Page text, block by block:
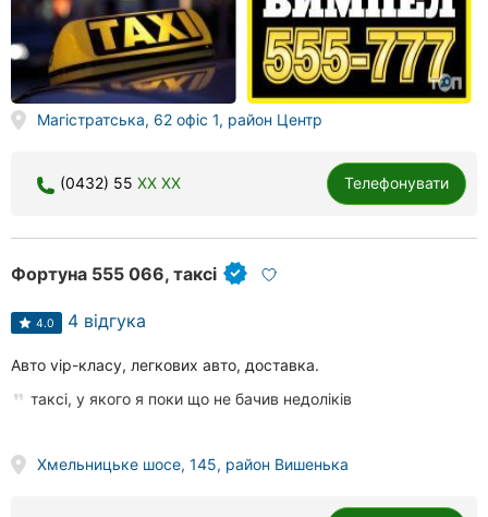
Магістратська, 62 офіс 1, район Центр
(0432) 55 XX XX Телефонувати
Фортуна 555 066, таксі
4.0 4 відгука
Авто vip-класу, легкових авто, доставка.
таксі, у якого я поки що не бачив недоліків
Хмельницьке шосе, 145, район Вишенька